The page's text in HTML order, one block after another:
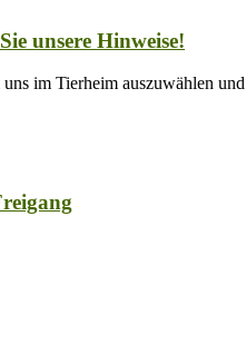
unsere Hinweise!
im Tierheim auszuwählen und